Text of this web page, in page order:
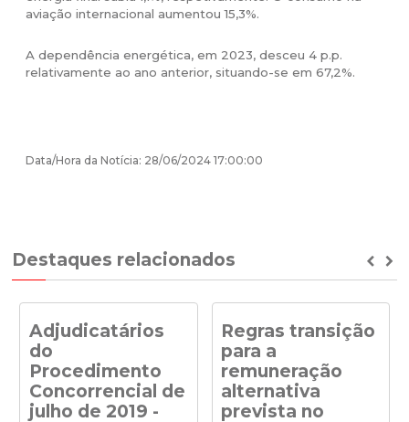
aviação internacional aumentou 15,3%.
A dependência energética, em 2023, desceu 4 p.p.
relativamente ao ano anterior, situando-se em 67,2%.
Data/Hora da Notícia: 28/06/2024 17:00:00
Destaques relacionados
Adjudicatários
do
Procedimento
Concorrencial de
julho de 2019 -
Regras transição
para a
remuneração
alternativa
prevista no